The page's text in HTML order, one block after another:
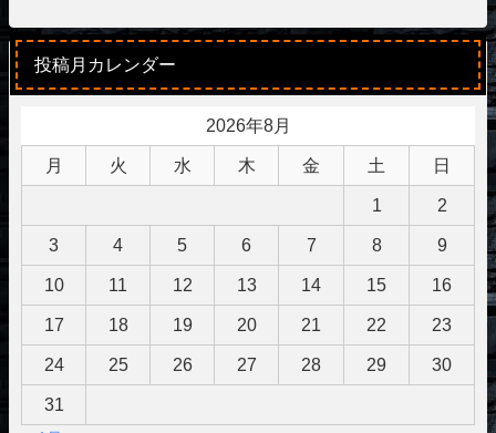
投稿月カレンダー
2026年8月
月 火 水 木 金 土 日
1 2
3 4 5 6 7 8 9
10 11 12 13 14 15 16
17 18 19 20 21 22 23
24 25 26 27 28 29 30
31